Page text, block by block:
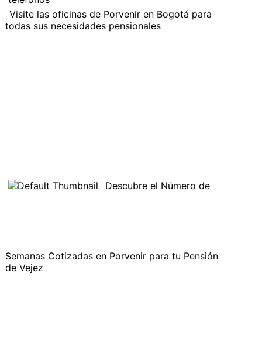
Visite las oficinas de Porvenir en Bogotá para
todas sus necesidades pensionales
Descubre el Número de
Semanas Cotizadas en Porvenir para tu Pensión
de Vejez